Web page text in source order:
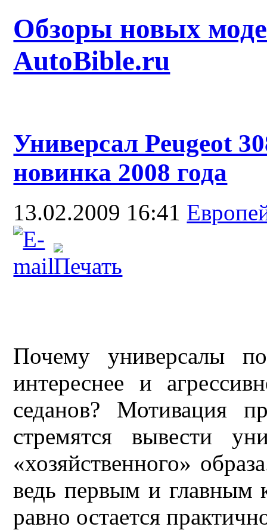
Обзоры новых
AutoBible.ru
Универсал Peugeot
новинка 2008 года
13.02.2009 16:41
Почему универсалы
интереснее и
седанов? Мотивация
стремятся вывести
«хозяйственного»
ведь первым и главным
равно остается